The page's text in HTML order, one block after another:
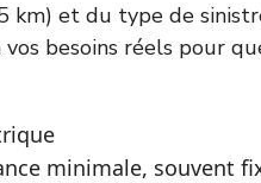
km) et du type de
vos besoins réels pour
minimale, souvent